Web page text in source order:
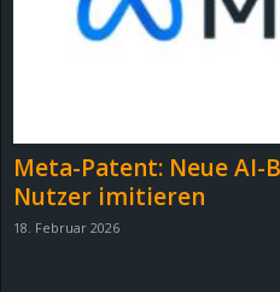
Meta-Patent: Neue
Nutzer imitieren
18. Februar 2026